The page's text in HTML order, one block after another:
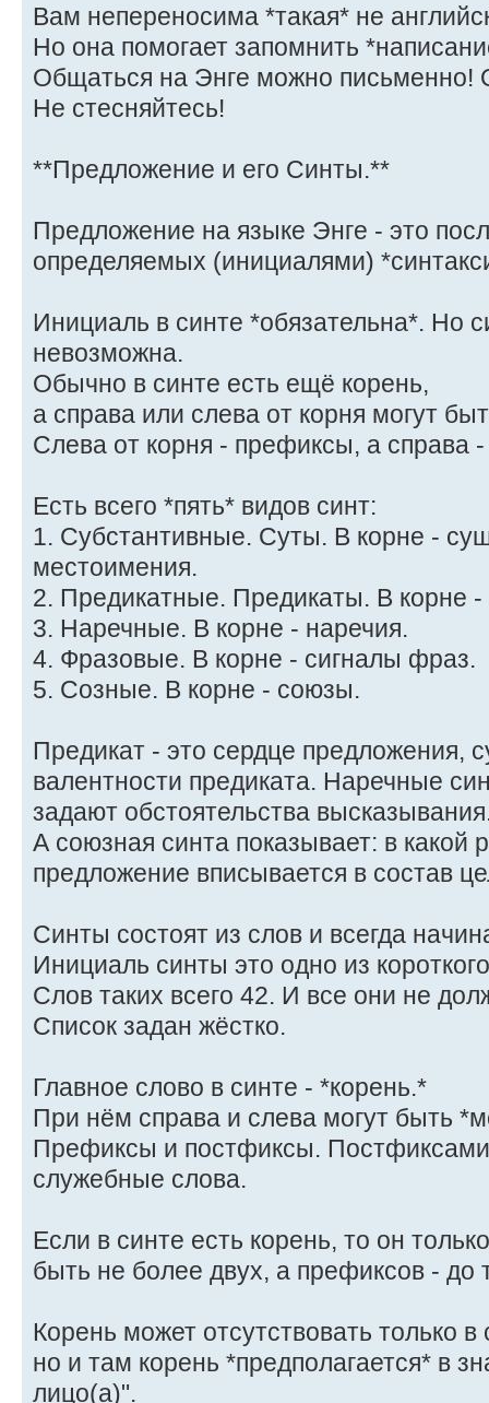
Вам непереносима *такая* не
Но она помогает запомнить
Общаться на Энге можно письменно!
Не стесняйтесь!
**Предложение и его Синты.**
Предложение на языке Энге - это
определяемых (инициалями)
Инициаль в синте *обязательна*. Но
невозможна.
Обычно в синте есть ещё корень,
а справа или слева от корня могут
Слева от корня - префиксы, а справа
Есть всего *пять* видов синт:
1. Субстантивные. Суты. В корне -
местоимения.
2. Предикатные. Предикаты. В корне -
3. Наречные. В корне - наречия.
4. Фразовые. В корне - сигналы фраз.
5. Созные. В корне - союзы.
Предикат - это сердце предложения,
валентности предиката. Наречные
задают обстоятельства
А союзная синта показывает: в какой
предложение вписывается в состав
Синты состоят из слов и всегда
Инициаль синты это одно из
Слов таких всего 42. И все они не
Список задан жёстко.
Главное слово в синте - *корень.*
При нём справа и слева могут быть
Префиксы и постфиксы. Постфиксами
служебные слова.
Если в синте есть корень, то он
быть не более двух, а префиксов - до
Корень может отсутствовать только в
но и там корень *предполагается* в
лицо(а)".